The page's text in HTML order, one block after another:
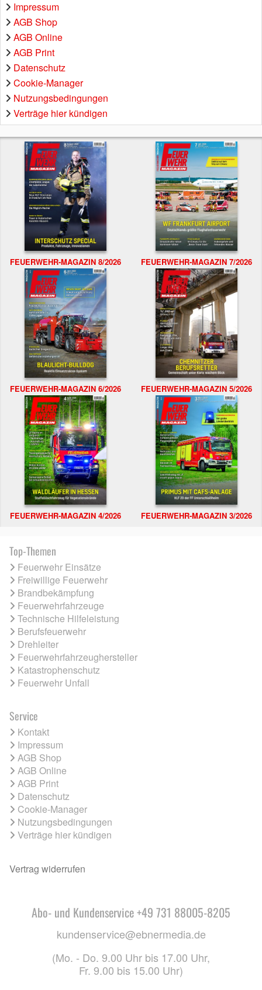
Impressum
AGB Shop
AGB Online
AGB Print
Datenschutz
Cookie-Manager
Nutzungsbedingungen
Verträge hier kündigen
FEUERWEHR-MAGAZIN 8/2026 FEUERWEHR-MAGAZIN 7/2026
FEUERWEHR-MAGAZIN 6/2026 FEUERWEHR-MAGAZIN 5/2026
FEUERWEHR-MAGAZIN 4/2026 FEUERWEHR-MAGAZIN 3/2026
Top-Themen
Feuerwehr Einsätze
Freiwillige Feuerwehr
Brandbekämpfung
Feuerwehrfahrzeuge
Technische Hilfeleistung
Berufsfeuerwehr
Drehleiter
Feuerwehrfahrzeughersteller
Katastrophenschutz
Feuerwehr Unfall
Service
Kontakt
Impressum
AGB Shop
AGB Online
AGB Print
Datenschutz
Cookie-Manager
Nutzungsbedingungen
Verträge hier kündigen
Vertrag widerrufen
Abo- und Kundenservice +49 731 88005-8205
kundenservice@ebnermedia.de
(Mo. - Do. 9.00 Uhr bis 17.00 Uhr,
Fr. 9.00 bis 15.00 Uhr)